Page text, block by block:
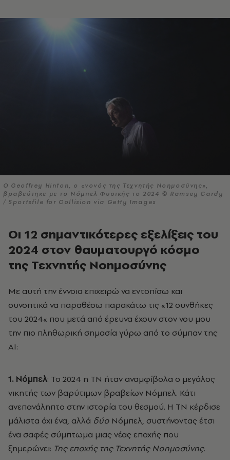
O Geoffrey Hinton, ο «νονός της Τεχνητής Νοημοσύνης»,
βραβεύτηκε με το Νόμπελ Φυσικής το 2024 © Ramsey Cardy
/ Sportsfile for Collision via Getty Images
Οι 12 σημαντικότερες εξελίξεις του
2024 στον θαυματουργό κόσμο
της Τεχνητής Νοημοσύνης
Με αυτή την έννοια επιχειρώ να εντοπίσω και
συνοπτικά να παραθέσω παρακάτω τις «12 συνθήκες
του 2024« που μετά από έρευνα έχουν στον νου μου
την πιο πληθωρική σημασία γύρω από το σύμπαν της
ΑΙ:
1. Νόμπελ: Το 2024 η ΤΝ ήταν αναμφίβολα ο μεγάλος
νικητής των βαρύτιμων βραβείων Νόμπελ. Κάτι
ανεπανάληπτο στην ιστορία του θεσμού. Η ΤΝ κέρδισε
μάλιστα όχι ένα, αλλά δύο Νόμπελ, συστήνοντας έτσι
ένα σαφές σύμπτωμα μιας νέας εποχής που
ξημερώνει: Της εποχής της Τεχνητής Νοημοσύνης.